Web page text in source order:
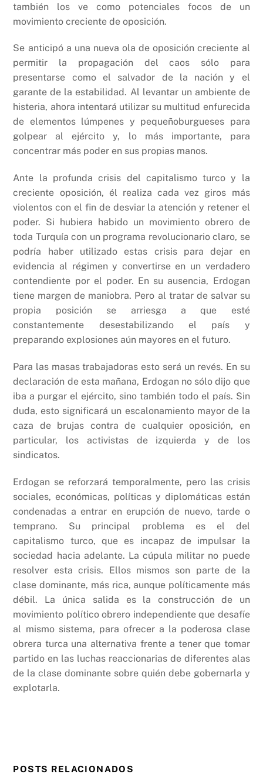
también los ve como potenciales focos de un
movimiento creciente de oposición.
Se anticipó a una nueva ola de oposición creciente al
permitir la propagación del caos sólo para
presentarse como el salvador de la nación y el
garante de la estabilidad. Al levantar un ambiente de
histeria, ahora intentará utilizar su multitud enfurecida
de elementos lúmpenes y pequeñoburgueses para
golpear al ejército y, lo más importante, para
concentrar más poder en sus propias manos.
Ante la profunda crisis del capitalismo turco y la
creciente oposición, él realiza cada vez giros más
violentos con el fin de desviar la atención y retener el
poder. Si hubiera habido un movimiento obrero de
toda Turquía con un programa revolucionario claro, se
podría haber utilizado estas crisis para dejar en
evidencia al régimen y convertirse en un verdadero
contendiente por el poder. En su ausencia, Erdogan
tiene margen de maniobra. Pero al tratar de salvar su
propia posición se arriesga a que esté
constantemente desestabilizando el país y
preparando explosiones aún mayores en el futuro.
Para las masas trabajadoras esto será un revés. En su
declaración de esta mañana, Erdogan no sólo dijo que
iba a purgar el ejército, sino también todo el país. Sin
duda, esto significará un escalonamiento mayor de la
caza de brujas contra de cualquier oposición, en
particular, los activistas de izquierda y de los
sindicatos.
Erdogan se reforzará temporalmente, pero las crisis
sociales, económicas, políticas y diplomáticas están
condenadas a entrar en erupción de nuevo, tarde o
temprano. Su principal problema es el del
capitalismo turco, que es incapaz de impulsar la
sociedad hacia adelante. La cúpula militar no puede
resolver esta crisis. Ellos mismos son parte de la
clase dominante, más rica, aunque políticamente más
débil. La única salida es la construcción de un
movimiento político obrero independiente que desafíe
al mismo sistema, para ofrecer a la poderosa clase
obrera turca una alternativa frente a tener que tomar
partido en las luchas reaccionarias de diferentes alas
de la clase dominante sobre quién debe gobernarla y
explotarla.
POSTS RELACIONADOS